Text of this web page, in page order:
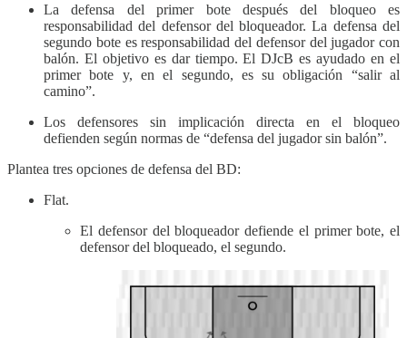
La defensa del primer bote después del bloqueo es
responsabilidad del defensor del bloqueador. La defensa del
segundo bote es responsabilidad del defensor del jugador con
balón. El objetivo es dar tiempo. El DJcB es ayudado en el
primer bote y, en el segundo, es su obligación “salir al
camino”.
Los defensores sin implicación directa en el bloqueo
defienden según normas de “defensa del jugador sin balón”.
Plantea tres opciones de defensa del BD:
Flat.
El defensor del bloqueador defiende el primer bote, el
defensor del bloqueado, el segundo.